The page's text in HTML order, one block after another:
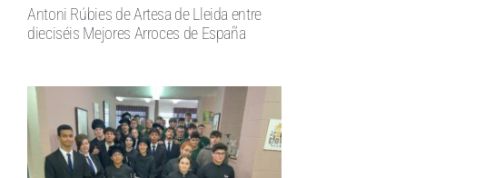
Antoni Rúbies de Artesa de Lleida entre
dieciséis Mejores Arroces de España